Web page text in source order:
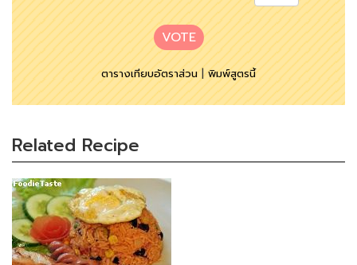
VOTE
ตารางเทียบอัตราส่วน|พิมพ์สูตรนี้
Related Recipe